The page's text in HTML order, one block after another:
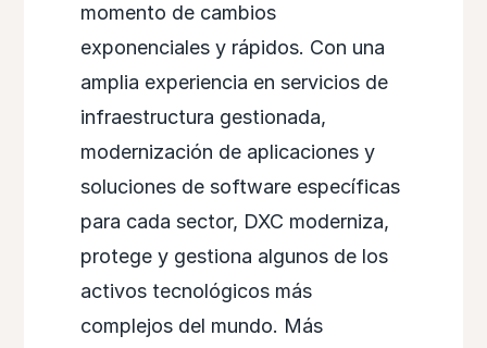
momento de cambios
exponenciales y rápidos. Con una
amplia experiencia en servicios de
infraestructura gestionada,
modernización de aplicaciones y
soluciones de software específicas
para cada sector, DXC moderniza,
protege y gestiona algunos de los
activos tecnológicos más
complejos del mundo. Más